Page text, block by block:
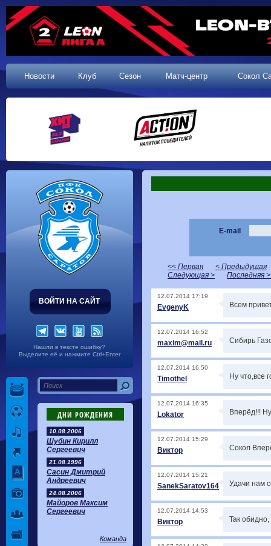
Новости Клуб Сезон Матч-центр Сокол
ВОЙТИ НА САЙТ
Нашли в тексте ошибку?
Выделите её и нажмите Ctrl+Enter
ДНИ РОЖДЕНИЯ
10.08.2006
Шубин Кирилл
Сергеевич
21.08.1996
Сасин Дмитрий
Андреевич
24.08.2006
Майоров Максим
Сергеевич
Команда
E-mail
<< Первая
< Предыдущая
Следующая >
Последняя
12.07.2014 17:19
EvgenyK Всем
12.07.2014 16:52
maxim@mail.ru Сибирь
12.07.2014 16:50
Timothel Ну что,все
12.07.2014 16:35
Lokator Вперёд!!!
12.07.2014 15:29
Виктор Сокол
12.07.2014 15:21
SanekSaratov164 Удачи нам
12.07.2014 14:53
Виктор Так обидно,